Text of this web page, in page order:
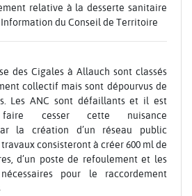
relative à la desserte sanitaire
du Conseil de Territoire
des Cigales à Allauch sont classés
collectif mais sont dépourvus de
Les ANC sont défaillants et il est
cesser cette nuisance
la création d’un réseau public
travaux consisteront à créer 600 ml de
d’un poste de refoulement et les
pour le raccordement